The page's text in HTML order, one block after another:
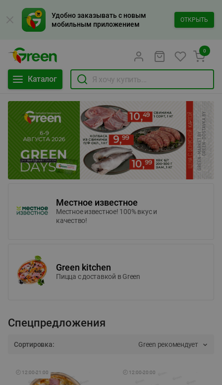
Удобно заказывать с новым
мобильным приложением
ОТКРЫТЬ
Каталог
0
Местное известное
Местное известное! 100% вкус и
качество!
Green kitchen
Пицца c доставкой в Green
Спецпредложения
Сортировка: Green рекомендует
🕘 12:00-21:00 🕘 12:00-20:00